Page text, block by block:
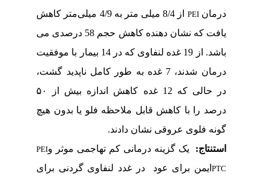
درمانPEI
از 8/4 میلی متر به 4/9 میلی‌متر کاهش
یافت که نشان‌ دهنده کاهش حجم 58 درصدی می
باشد. از 19 غده لنفاوی که در 14 بیمار با موفقیت
درمان شدند، 7 غده به طور کامل ناپدید گشت،
در حالی که 12 غده کاهش اندازه بیش از ۵۰
درصد را با کاهش قابل ملاحظه فلو یا بدون هیچ
گونه فلوی عروقی نشان دادند.
استنتاج:
PEI
یک گزینه درمانی کم تهاجمی موثر و
ایمن برای عودPTC
در غدد لنفاوی گردنی برای